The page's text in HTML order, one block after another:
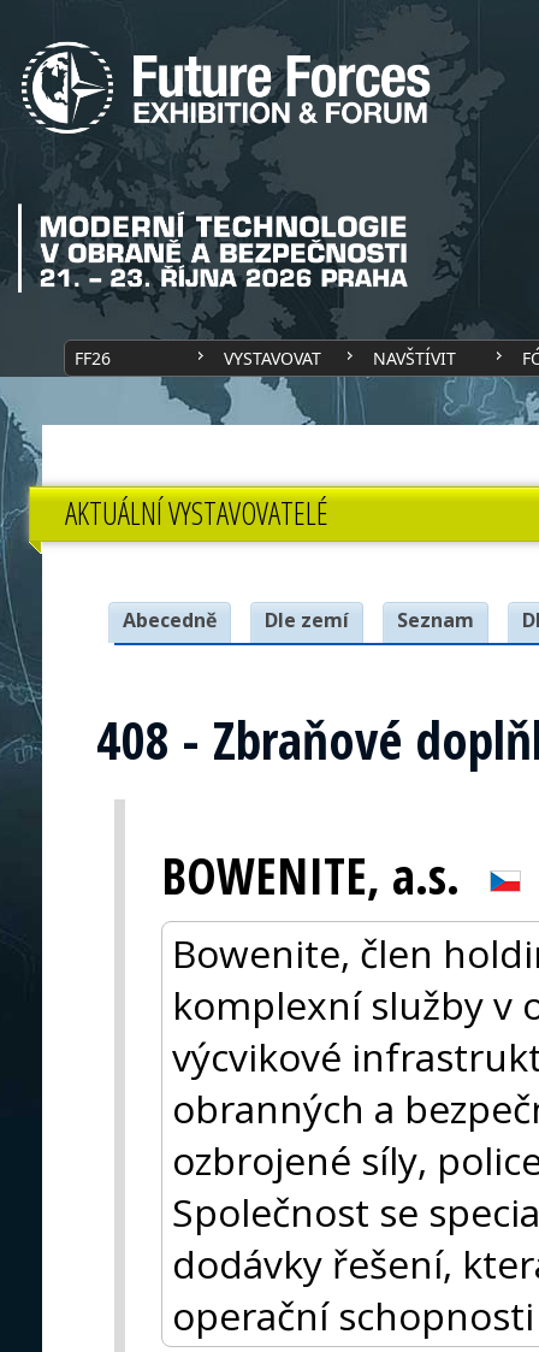
FF26 VYSTAVOVAT NAVŠTÍVIT
AKTUÁLNÍ VYSTAVOVATELÉ
Abecedně Dle zemí Seznam
408 - Zbraňové
BOWENITE, a.s.
Bowenite, člen
komplexní služby v
výcvikové
obranných a
ozbrojené síly,
Společnost se
dodávky řešení,
operační